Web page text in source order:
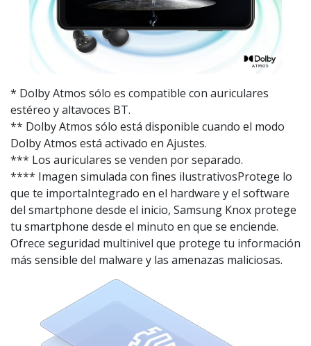
* Dolby Atmos sólo es compatible con auriculares
estéreo y altavoces BT.
** Dolby Atmos sólo está disponible cuando el modo
Dolby Atmos está activado en Ajustes.
*** Los auriculares se venden por separado.
**** Imagen simulada con fines ilustrativosProtege lo
que te importaIntegrado en el hardware y el software
del smartphone desde el inicio, Samsung Knox protege
tu smartphone desde el minuto en que se enciende.
Ofrece seguridad multinivel que protege tu información
más sensible del malware y las amenazas maliciosas.